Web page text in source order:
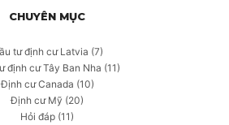
CHUYÊN MỤC
tư định cư Latvia (7)
định cư Tây Ban Nha (11)
Định cư Canada (10)
Định cư Mỹ (20)
Hỏi đáp (11)